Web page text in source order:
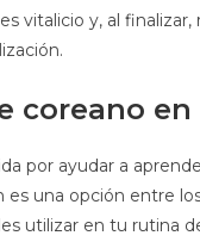
vitalicio y, al finalizar,
coreano
por ayudar a
es una opción entre
utilizar en tu rutina